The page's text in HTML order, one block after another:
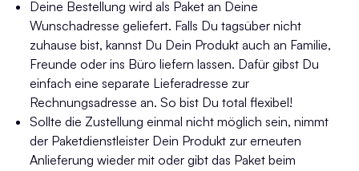
Deine Bestellung wird als Paket an Deine
Wunschadresse geliefert. Falls Du tagsüber nicht
zuhause bist, kannst Du Dein Produkt auch an Familie,
Freunde oder ins Büro liefern lassen. Dafür gibst Du
einfach eine separate Lieferadresse zur
Rechnungsadresse an. So bist Du total flexibel!
Sollte die Zustellung einmal nicht möglich sein, nimmt
der Paketdienstleister Dein Produkt zur erneuten
Anlieferung wieder mit oder gibt das Paket beim